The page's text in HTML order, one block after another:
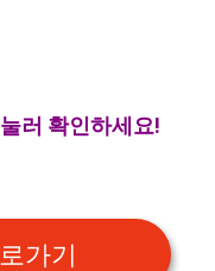
러 확인하세요!
가기